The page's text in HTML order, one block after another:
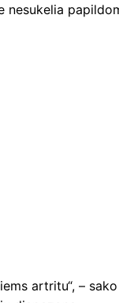
nesukelia
artritu“, – sako